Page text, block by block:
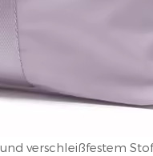
verschleißfestem